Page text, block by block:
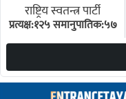
राष्ट्रिय स्वतन्त्र पार्टी
प्रत्यक्ष:१२५ समानुपातिक:५७